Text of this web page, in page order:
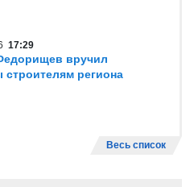
17:29
вручил
строителям региона
Весь список